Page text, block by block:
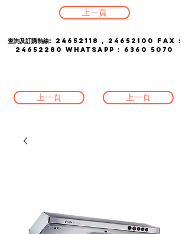
上一頁
查詢及訂購熱線: 24652118 , 24652100
FAX :
24652280 whatsapp : 6360 5070
上一頁 上一頁